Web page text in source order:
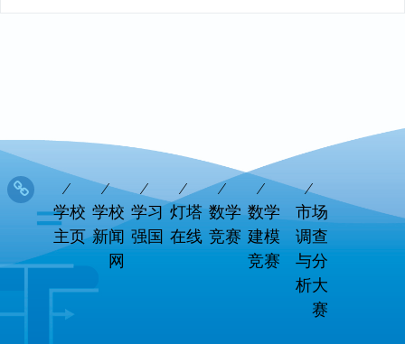
学校
主页
学校
新闻
网
学习
强国
灯塔
在线
数学
竞赛
数学
建模
竞赛
市场
调查
与分
析大
赛